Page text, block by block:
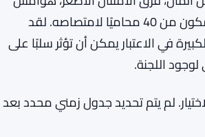
لأن الشركات الصغيرة المنظمة تواجه